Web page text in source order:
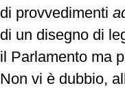
di provvedimenti
di un disegno di
il Parlamento ma
Non vi è dubbio,